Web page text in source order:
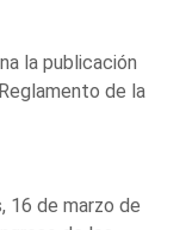
la publicación
de la
16 de marzo de